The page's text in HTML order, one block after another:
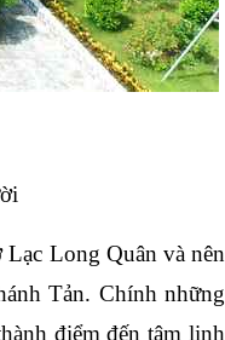
Long Quân và nên
Tản. Chính những
điểm đến tâm linh